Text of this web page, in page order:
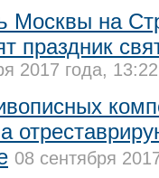
Москвы на
праздник
2017 года, 13:22
08 сентября